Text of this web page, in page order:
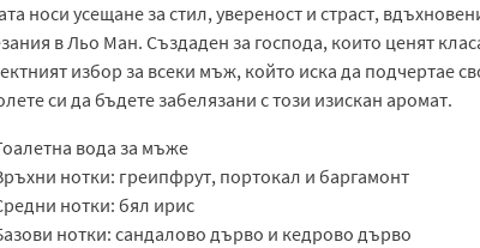
носи усещане за стил, увереност и страст,
в Льо Ман. Създаден за господа, които ценят
избор за всеки мъж, който иска да подчертае
си да бъдете забелязани с този изискан аромат.
вода за мъже
нотки: греипфрут, портокал и баргамонт
нотки: бял ирис
нотки: сандалово дърво и кедрово дърво